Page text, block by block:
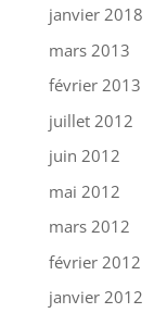
janvier 2018
mars 2013
février 2013
juillet 2012
juin 2012
mai 2012
mars 2012
février 2012
janvier 2012